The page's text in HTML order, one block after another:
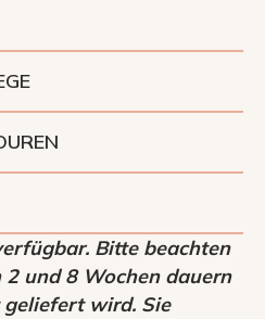
Bitte beachten
2 und 8 Wochen dauern
wird. Sie